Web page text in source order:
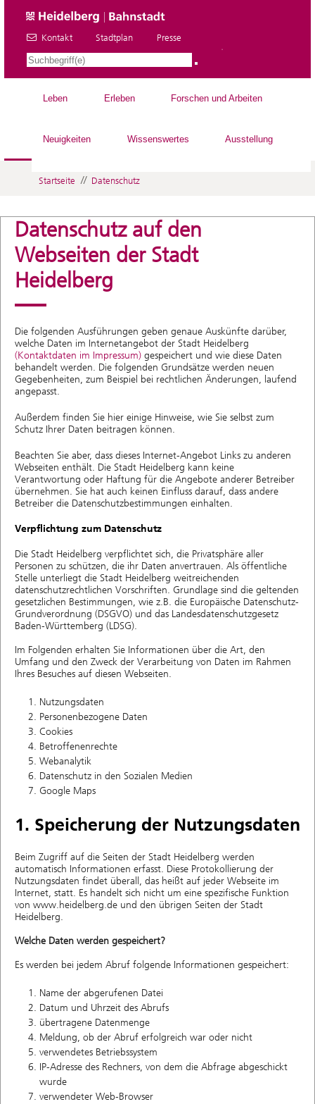
Kontakt Stadtplan Presse
Leben Erleben Forschen und Arbeiten
Neuigkeiten Wissenswertes Ausstellung
Startseite // Datenschutz
Datenschutz auf den
Webseiten der Stadt
Heidelberg
Die folgenden Ausführungen geben genaue Auskünfte darüber,
welche Daten im Internetangebot der Stadt Heidelberg
(Kontaktdaten im Impressum) gespeichert und wie diese Daten
behandelt werden. Die folgenden Grundsätze werden neuen
Gegebenheiten, zum Beispiel bei rechtlichen Änderungen, laufend
angepasst.
Außerdem finden Sie hier einige Hinweise, wie Sie selbst zum
Schutz Ihrer Daten beitragen können.
Beachten Sie aber, dass dieses Internet-Angebot Links zu anderen
Webseiten enthält. Die Stadt Heidelberg kann keine
Verantwortung oder Haftung für die Angebote anderer Betreiber
übernehmen. Sie hat auch keinen Einfluss darauf, dass andere
Betreiber die Datenschutzbestimmungen einhalten.
Verpflichtung zum Datenschutz
Die Stadt Heidelberg verpflichtet sich, die Privatsphäre aller
Personen zu schützen, die ihr Daten anvertrauen. Als öffentliche
Stelle unterliegt die Stadt Heidelberg weitreichenden
datenschutzrechtlichen Vorschriften. Grundlage sind die geltenden
gesetzlichen Bestimmungen, wie z.B. die Europäische Datenschutz-
Grundverordnung (DSGVO) und das Landesdatenschutzgesetz
Baden-Württemberg (LDSG).
Im Folgenden erhalten Sie Informationen über die Art, den
Umfang und den Zweck der Verarbeitung von Daten im Rahmen
Ihres Besuches auf diesen Webseiten.
Nutzungsdaten
Personenbezogene Daten
Cookies
Betroffenenrechte
Webanalytik
Datenschutz in den Sozialen Medien
Google Maps
1. Speicherung der Nutzungsdaten
Beim Zugriff auf die Seiten der Stadt Heidelberg werden
automatisch Informationen erfasst. Diese Protokollierung der
Nutzungsdaten findet überall, das heißt auf jeder Webseite im
Internet, statt. Es handelt sich nicht um eine spezifische Funktion
von www.heidelberg.de und den übrigen Seiten der Stadt
Heidelberg.
Welche Daten werden gespeichert?
Es werden bei jedem Abruf folgende Informationen gespeichert:
Name der abgerufenen Datei
Datum und Uhrzeit des Abrufs
übertragene Datenmenge
Meldung, ob der Abruf erfolgreich war oder nicht
verwendetes Betriebssystem
IP-Adresse des Rechners, von dem die Abfrage abgeschickt
wurde
verwendeter Web-Browser